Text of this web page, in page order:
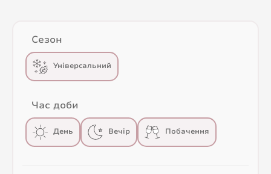
Сезон
Універсальний
Час доби
День Вечір Побачення